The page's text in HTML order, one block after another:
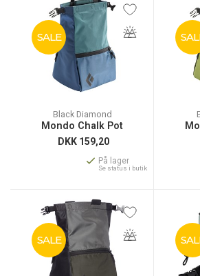
SALE
Black Diamond
Mondo Chalk Pot
DKK 159,20
På lager
Se status i butik
SALE